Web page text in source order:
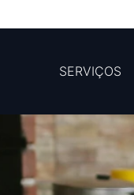
SERVIÇOS